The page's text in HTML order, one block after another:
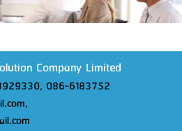
Company Limited
086-6183752